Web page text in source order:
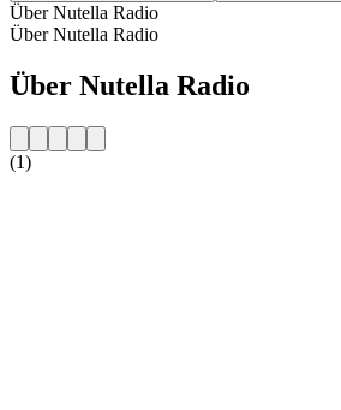
Über Nutella Radio
Über Nutella Radio
Über Nutella Radio
(1)